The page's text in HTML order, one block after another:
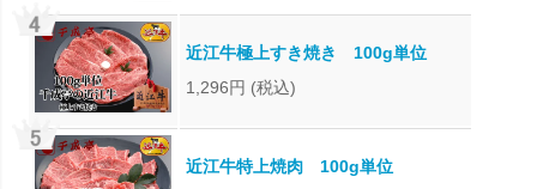
近江牛極上すき焼き 100g単位
1,296円 (税込)
近江牛特上焼肉 100g単位